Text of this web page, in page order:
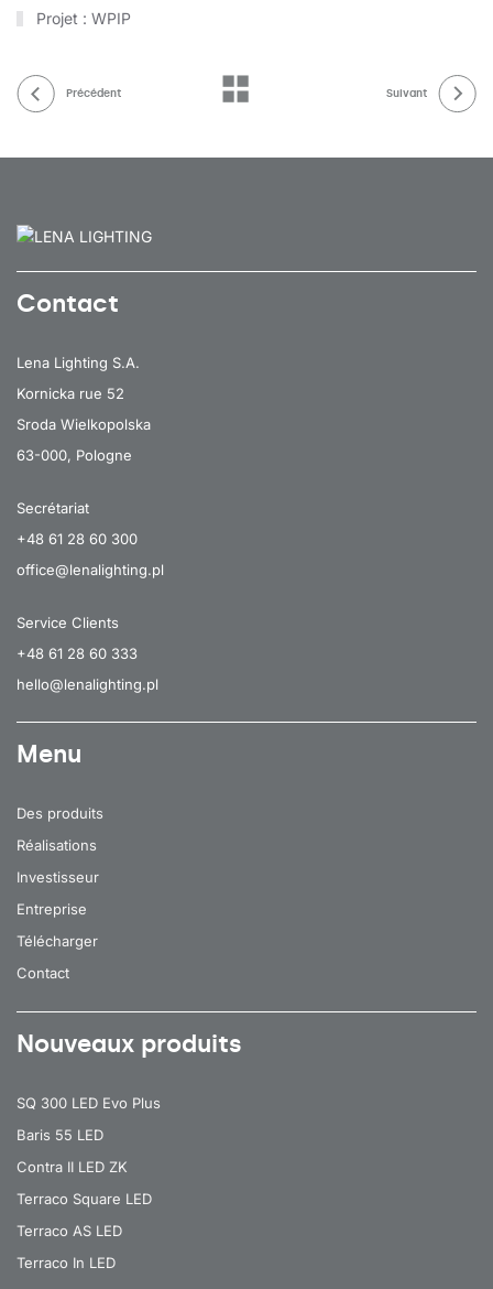
Projet : WPIP
Précédent Suivant
Contact
Lena Lighting S.A.
Kornicka rue 52
Sroda Wielkopolska
63-000, Pologne
Secrétariat
+48 61 28 60 300
office@lenalighting.pl
Service Clients
+48 61 28 60 333
hello@lenalighting.pl
Menu
Des produits
Réalisations
Investisseur
Entreprise
Télécharger
Contact
Nouveaux produits
SQ 300 LED Evo Plus
Baris 55 LED
Contra II LED ZK
Terraco Square LED
Terraco AS LED
Terraco In LED